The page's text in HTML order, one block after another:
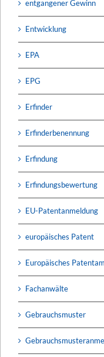
entgangener Gewinn
Entwicklung
EPA
EPG
Erfinder
Erfinderbenennung
Erfindung
Erfindungsbewertung
EU-Patentanmeldung
europäisches Patent
Europäisches
Fachanwälte
Gebrauchsmuster